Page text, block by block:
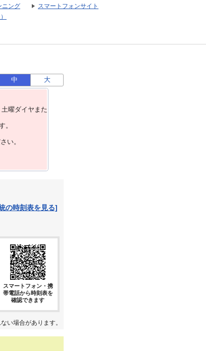
ニング
スマートフォンサイト
中 大
曜ダイヤまた
。
い。
の時刻表を見る]
スマートフォン・携
帯電話から時刻表を
確認できます
い場合があります。